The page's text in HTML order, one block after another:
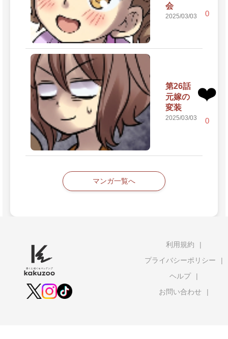
会
2025/03/03 0
第26話
元嫁の
変装
2025/03/03
❤️
0
マンガ一覧へ
利用規約
プライバシーポリシー
ヘルプ
お問い合わせ